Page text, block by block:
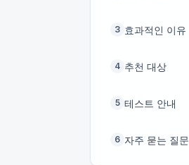
3 효과적인 이유
4 추천 대상
5 테스트 안내
6 자주 묻는 질문